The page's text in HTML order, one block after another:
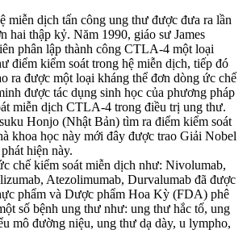
miễn dịch tấn công ung thư được đưa ra lần
hai thập kỷ. Năm 1990, giáo sư James
phân lập thành công CTLA-4 một loại
điểm kiểm soát trong hệ miễn dịch, tiếp đó
ra được một loại kháng thể đơn dòng ức chế
được tác dụng sinh học của phương pháp
miễn dịch CTLA-4 trong điều trị ung thư.
Honjo (Nhật Bản) tìm ra điểm kiểm soát
khoa học này mới đây được trao Giải Nobel
hiện này.
chế kiểm soát miễn dịch như: Nivolumab,
Atezolimumab, Durvalumab đã được
phẩm và Dược phẩm Hoa Kỳ (FDA) phê
số bệnh ung thư như: ung thư hắc tố, ung
mô đường niệu, ung thư dạ dày, u lympho,